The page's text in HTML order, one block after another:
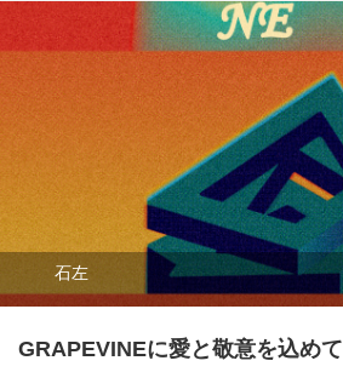
石左
GRAPEVINEに愛と敬意を込めて